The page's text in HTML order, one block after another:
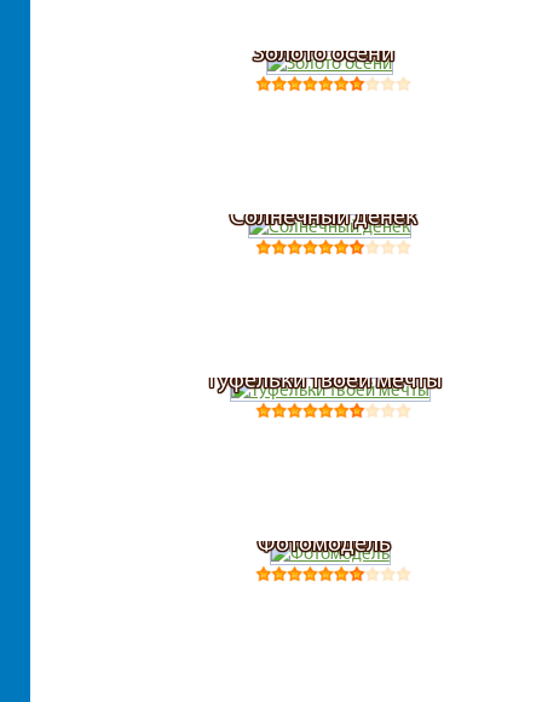
Золото осени
Солнечный денек
Туфельки твоей мечты
Фотомодель